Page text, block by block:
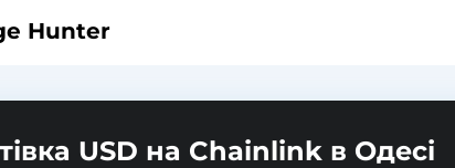
Hunter
USD на Chainlink в Одесі